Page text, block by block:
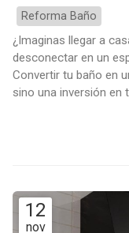
Reforma Baño
¿Imaginas llegar a
desconectar en un
Convertir tu baño en
sino una inversión en
reformas de baños,
12
nov